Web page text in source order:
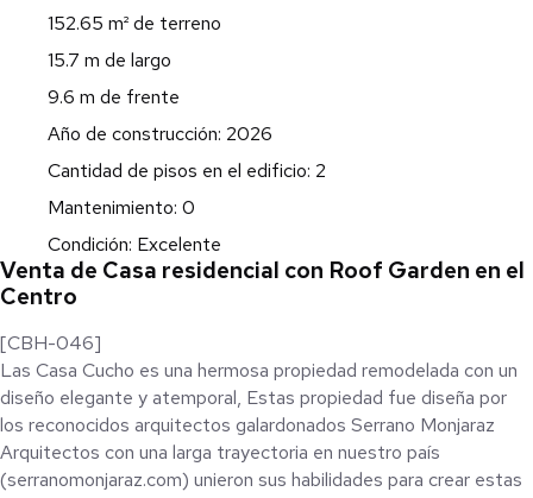
152.65 m² de terreno
15.7 m de largo
9.6 m de frente
Año de construcción: 2026
Cantidad de pisos en el edificio: 2
Mantenimiento: 0
Condición: Excelente
Venta de Casa residencial con Roof Garden en el
Centro
[CBH-046]
Las Casa Cucho es una hermosa propiedad remodelada con un
diseño elegante y atemporal, Estas propiedad fue diseña por
los reconocidos arquitectos galardonados Serrano Monjaraz
Arquitectos con una larga trayectoria en nuestro país
(serranomonjaraz.com) unieron sus habilidades para crear estas